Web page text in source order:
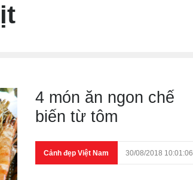
4 món ăn ngon chế
biến từ tôm
Cảnh đẹp Việt Nam 30/08/2018 10:01:06